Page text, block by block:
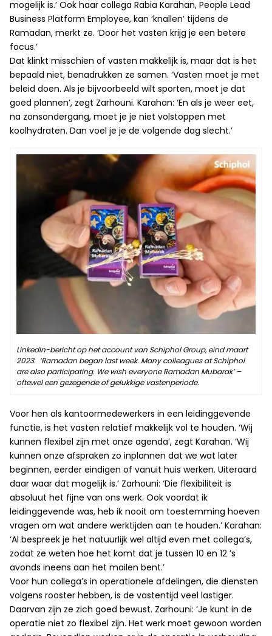
mogelijk is.’ Ook haar collega Rabia Karahan, People Lead
Business Platform Employee, kan ‘knallen’ tijdens de
Ramadan, merkt ze. ‘Door het vasten krijg je een betere
focus.’
Dat klinkt misschien of vasten makkelijk is, maar dat is het
bepaald niet, benadrukken ze samen. ‘Vasten moet je met
beleid doen. Als je bijvoorbeeld wilt sporten, moet je dat
goed plannen’, zegt Zarhouni. Karahan: ‘En als je weer eet,
na zonsondergang, moet je je niet volstoppen met
koolhydraten. Dan voel je je de volgende dag slecht.’
LinkedIn-bericht op het account van Schiphol Group, eind maart
2023. ‘Ramadan began last week. Many colleagues at Schiphol
are also participating. We wish everyone Ramadan Mubarak’ –
oftewel een gezegende of gelukkige vastenperiode.
Voor hen als kantoormedewerkers in een leidinggevende
functie, is het vasten relatief makkelijk vol te houden. ‘Wij
kunnen flexibel zijn met onze agenda’, zegt Karahan. ‘Wij
kunnen onze afspraken zo inplannen dat we wat later
beginnen, eerder eindigen of vanuit huis werken. Uiteraard
daar waar dat mogelijk is.’ Zarhouni: ‘Die flexibiliteit is
absoluut het fijne van ons werk. Ook voordat ik
leidinggevende was, heb ik nooit om toestemming hoeven
vragen om wat andere werktijden aan te houden.’ Karahan:
‘Al bespreek je het natuurlijk wel altijd even met collega’s,
zodat ze weten hoe het komt dat je tussen 10 en 12 ’s
avonds ineens aan het mailen bent.’
Voor hun collega’s in operationele afdelingen, die diensten
volgens rooster hebben, is de vastentijd veel lastiger.
Daarvan zijn ze zich goed bewust. Zarhouni: ‘Je kunt in de
operatie niet zo flexibel zijn. Het werk moet gewoon worden